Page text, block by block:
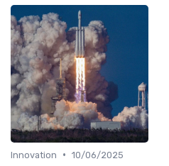
Innovation • 10/06/2025